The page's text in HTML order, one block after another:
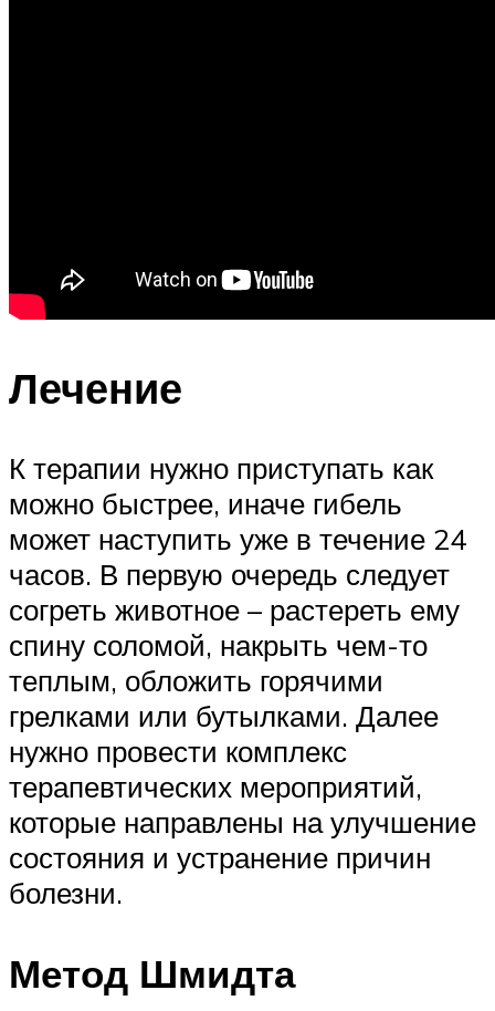
Лечение
К терапии нужно приступать как
можно быстрее, иначе гибель
может наступить уже в течение 24
часов. В первую очередь следует
согреть животное – растереть ему
спину соломой, накрыть чем-то
теплым, обложить горячими
грелками или бутылками. Далее
нужно провести комплекс
терапевтических мероприятий,
которые направлены на улучшение
состояния и устранение причин
болезни.
Метод Шмидта